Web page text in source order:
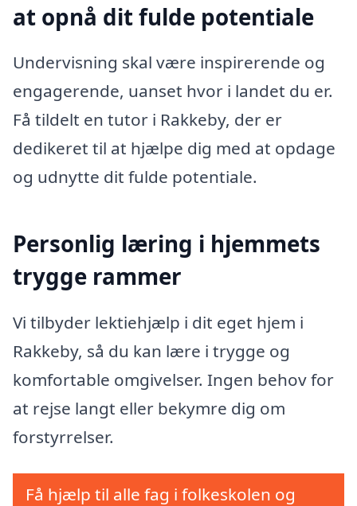
at opnå dit fulde potentiale
Undervisning skal være inspirerende og
engagerende, uanset hvor i landet du er.
Få tildelt en tutor i Rakkeby, der er
dedikeret til at hjælpe dig med at opdage
og udnytte dit fulde potentiale.
Personlig læring i hjemmets
trygge rammer
Vi tilbyder lektiehjælp i dit eget hjem i
Rakkeby, så du kan lære i trygge og
komfortable omgivelser. Ingen behov for
at rejse langt eller bekymre dig om
forstyrrelser.
Få hjælp til alle fag i folkeskolen og